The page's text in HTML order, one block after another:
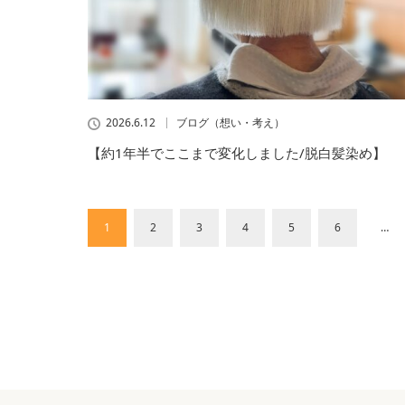
2026.6.12 ブログ（想い・考え）
【約1年半でここまで変化しました/脱白髪染め】
1 2 3 4 5 6 …